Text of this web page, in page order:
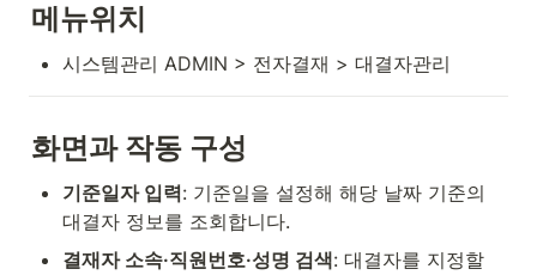
메뉴위치
시스템관리 ADMIN > 전자결재 > 대결자관리
화면과 작동 구성
기준일자 입력: 기준일을 설정해 해당 날짜 기준의
대결자 정보를 조회합니다.
결재자 소속·직원번호·성명 검색: 대결자를 지정할